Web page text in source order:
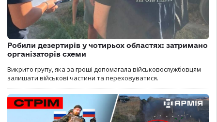
Робили дезертирів у чотирьох областях: затримано
організаторів схеми
Викрито групу, яка за гроші допомагала військовослужбовцям
залишати військові частини та переховуватися.